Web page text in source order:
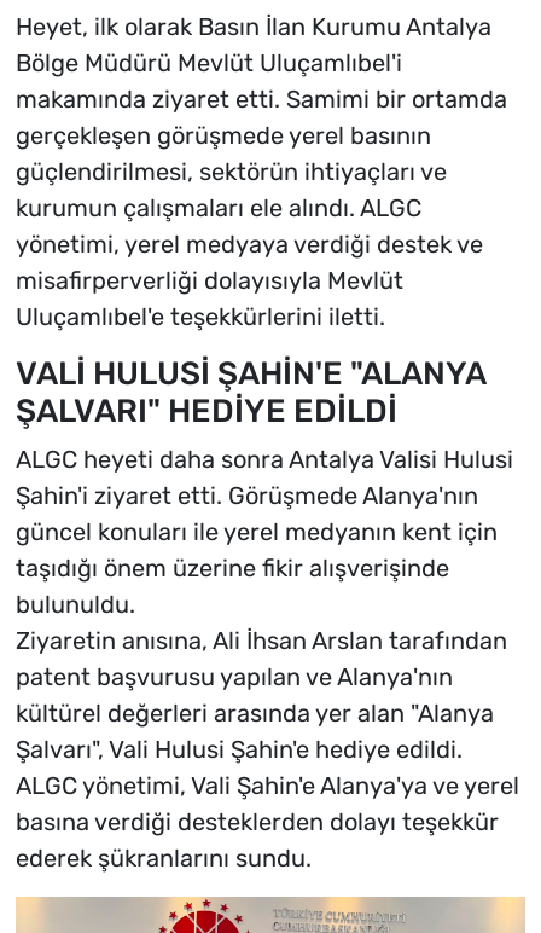
Heyet, ilk olarak Basın İlan Kurumu Antalya
Bölge Müdürü Mevlüt Uluçamlıbel'i
makamında ziyaret etti. Samimi bir ortamda
gerçekleşen görüşmede yerel basının
güçlendirilmesi, sektörün ihtiyaçları ve
kurumun çalışmaları ele alındı. ALGC
yönetimi, yerel medyaya verdiği destek ve
misafirperverliği dolayısıyla Mevlüt
Uluçamlıbel'e teşekkürlerini iletti.
VALİ HULUSİ ŞAHİN'E "ALANYA
ŞALVARI" HEDİYE EDİLDİ
ALGC heyeti daha sonra Antalya Valisi Hulusi
Şahin'i ziyaret etti. Görüşmede Alanya'nın
güncel konuları ile yerel medyanın kent için
taşıdığı önem üzerine fikir alışverişinde
bulunuldu.
Ziyaretin anısına, Ali İhsan Arslan tarafından
patent başvurusu yapılan ve Alanya'nın
kültürel değerleri arasında yer alan "Alanya
Şalvarı", Vali Hulusi Şahin'e hediye edildi.
ALGC yönetimi, Vali Şahin'e Alanya'ya ve yerel
basına verdiği desteklerden dolayı teşekkür
ederek şükranlarını sundu.